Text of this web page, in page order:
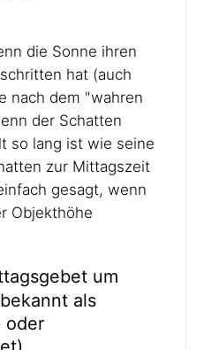
die Sonne ihren
hat (auch
nach dem "wahren
der Schatten
so lang ist wie seine
zur Mittagszeit
gesagt, wenn
Objekthöhe
um
als
oder